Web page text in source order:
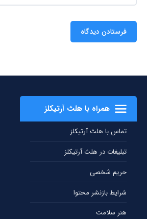
همراه با هلث آرتیکلز
تماس با هلث آرتیکلز
تبلیغات در هلث آرتیکلز
حریم شخصی
شرایط بازنشر محتوا
هنر سلامت